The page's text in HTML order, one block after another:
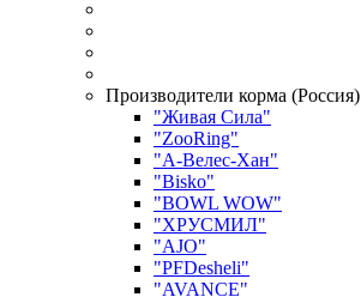
Производители корма (Россия)
"Живая Сила"
"ZooRing"
"А-Велес-Хан"
"Bisko"
"BOWL WOW"
"ХРУСМИЛ"
"AJO"
"PFDesheli"
"AVANCE"